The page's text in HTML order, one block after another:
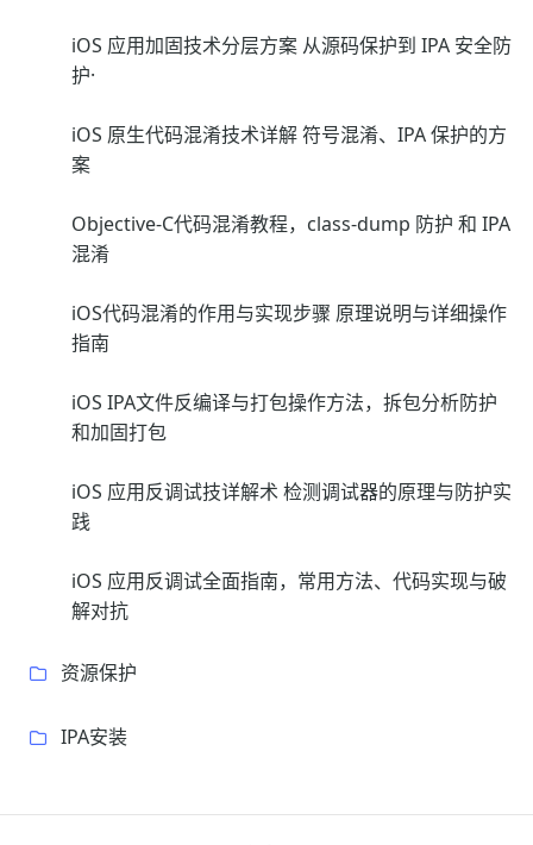
iOS 应用加固技术分层方案 从源码保护到 IPA 安全防
护·
iOS 原生代码混淆技术详解 符号混淆、IPA 保护的方
案
Objective-C代码混淆教程，class-dump 防护 和 IPA
混淆
iOS代码混淆的作用与实现步骤 原理说明与详细操作
指南
iOS IPA文件反编译与打包操作方法，拆包分析防护
和加固打包
iOS 应用反调试技详解术 检测调试器的原理与防护实
践
iOS 应用反调试全面指南，常用方法、代码实现与破
解对抗
资源保护
IPA安装